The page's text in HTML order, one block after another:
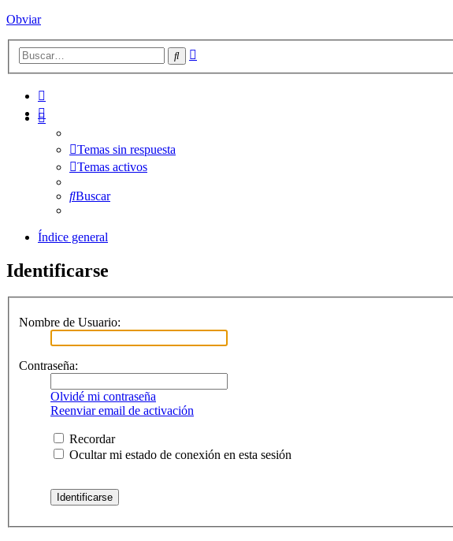
Obviar
Buscar
Temas sin respuesta
Temas activos
Buscar
Índice general
Identificarse
Nombre de Usuario:
Contraseña:
Olvidé mi contraseña
Reenviar email de activación
Recordar
Ocultar mi estado de conexión en esta sesión